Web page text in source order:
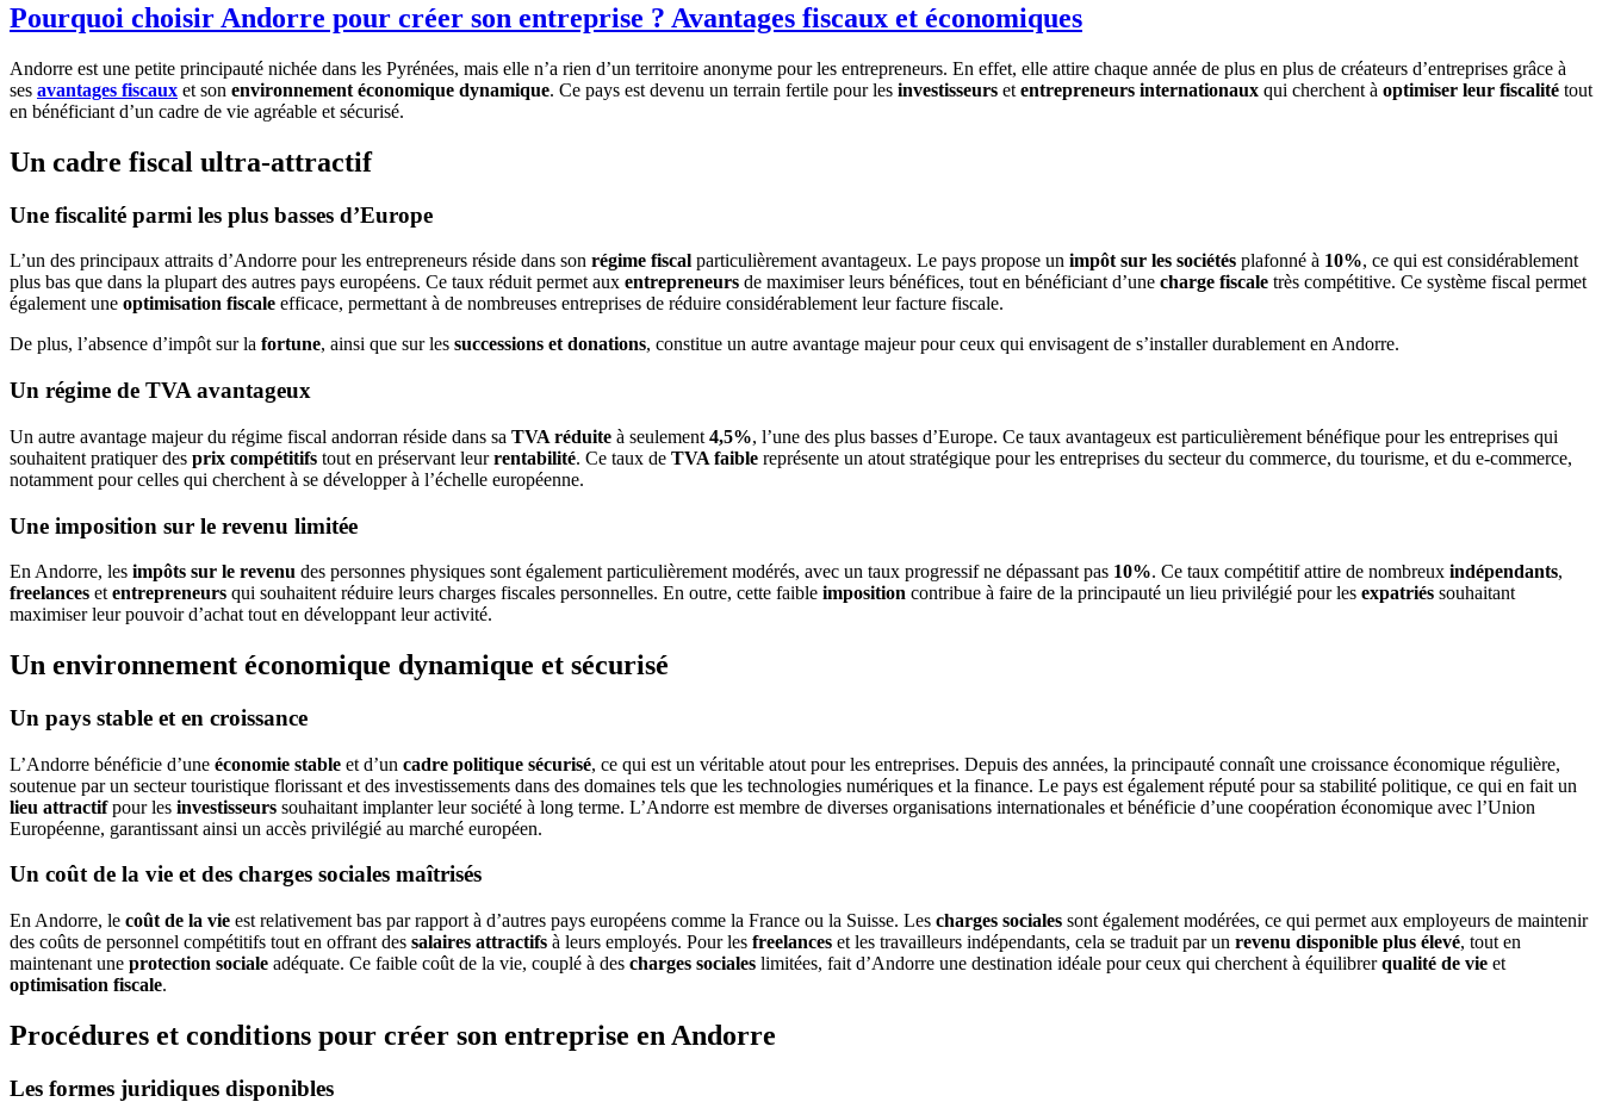
Pourquoi choisir Andorre pour créer son entreprise ? Avantages fiscaux et économiques
Andorre est une petite principauté nichée dans les Pyrénées, mais elle n’a rien d’un territoire anonyme pour les entrepreneurs. En effet, elle attire chaque année de plus en plus de créateurs d’entreprises grâce à
ses avantages fiscaux et son environnement économique dynamique. Ce pays est devenu un terrain fertile pour les investisseurs et entrepreneurs internationaux qui cherchent à optimiser leur fiscalité tout
en bénéficiant d’un cadre de vie agréable et sécurisé.
Un cadre fiscal ultra-attractif
Une fiscalité parmi les plus basses d’Europe
L’un des principaux attraits d’Andorre pour les entrepreneurs réside dans son régime fiscal particulièrement avantageux. Le pays propose un impôt sur les sociétés plafonné à 10%, ce qui est considérablement
plus bas que dans la plupart des autres pays européens. Ce taux réduit permet aux entrepreneurs de maximiser leurs bénéfices, tout en bénéficiant d’une charge fiscale très compétitive. Ce système fiscal permet
également une optimisation fiscale efficace, permettant à de nombreuses entreprises de réduire considérablement leur facture fiscale.
De plus, l’absence d’impôt sur la fortune, ainsi que sur les successions et donations, constitue un autre avantage majeur pour ceux qui envisagent de s’installer durablement en Andorre.
Un régime de TVA avantageux
Un autre avantage majeur du régime fiscal andorran réside dans sa TVA réduite à seulement 4,5%, l’une des plus basses d’Europe. Ce taux avantageux est particulièrement bénéfique pour les entreprises qui
souhaitent pratiquer des prix compétitifs tout en préservant leurrentabilité. Ce taux de TVA faible représente un atout stratégique pour les entreprises du secteur du commerce, du tourisme, et du e-commerce,
notamment pour celles qui cherchent à se développer à l’échelle européenne.
Une imposition sur le revenu limitée
En Andorre, les impôts sur le revenu des personnes physiques sont également particulièrement modérés, avec un taux progressif ne dépassant pas 10%. Ce taux compétitif attire de nombreux indépendants,
freelances et entrepreneurs qui souhaitent réduire leurs charges fiscales personnelles. En outre, cette faible imposition contribue à faire de la principauté un lieu privilégié pour les expatriés souhaitant
maximiser leur pouvoir d’achat tout en développant leur activité.
Un environnement économique dynamique et sécurisé
Un pays stable et en croissance
L’Andorre bénéficie d’une économie stable et d’un cadre politique sécurisé, ce qui est un véritable atout pour les entreprises. Depuis des années, la principauté connaît une croissance économique régulière,
soutenue par un secteur touristique florissant et des investissements dans des domaines tels que les technologies numériques et la finance. Le pays est également réputé pour sa stabilité politique, ce qui en fait un
lieu attractifpour les investisseurs souhaitant implanter leur société à long terme. L’Andorre est membre de diverses organisations internationales et bénéficie d’une coopération économique avec l’Union
Européenne, garantissant ainsi un accès privilégié au marché européen.
Un coût de la vie et des charges sociales maîtrisés
En Andorre, le coût de la vie est relativement bas par rapport à d’autres pays européens comme la France ou la Suisse. Les charges sociales sont également modérées, ce qui permet aux employeurs de maintenir
des coûts de personnel compétitifs tout en offrant des salaires attractifs à leurs employés. Pour les freelances et les travailleurs indépendants, cela se traduit par un revenu disponible plus élevé, tout en
maintenant une protection sociale adéquate. Ce faible coût de la vie, couplé à des charges sociales limitées, fait d’Andorre une destination idéale pour ceux qui cherchent à équilibrerqualité de vie et
optimisation fiscale.
Procédures et conditions pour créer son entreprise en Andorre
Les formes juridiques disponibles